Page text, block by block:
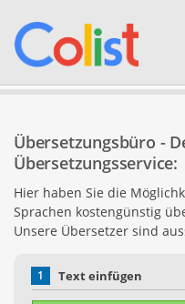
Firmenverzeichnis
Webseiten
Internet-Shops
Übersetzungsbüro -
Übersetzungsservice:
Hier haben Sie die
Sprachen kostengünstig
Unsere Übersetzer sind
1 Text einfügen